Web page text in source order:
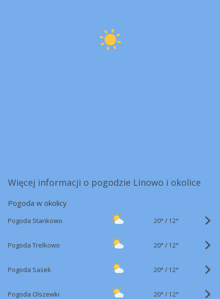
Więcej informacji o pogodzie Linowo i okolice
Pogoda w okolicy
Pogoda Stankowo 20° / 12°
Pogoda Trelkowo 20° / 12°
Pogoda Sasek 20° / 12°
Pogoda Olszewki 20° / 12°